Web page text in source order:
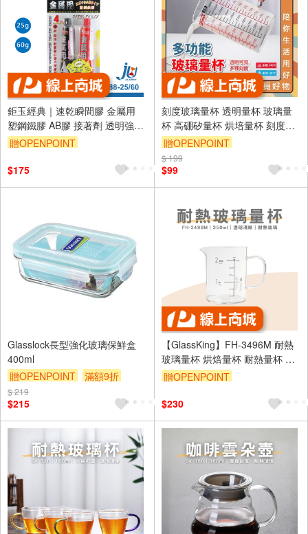
鉅玉經典｜速乾瞬間膠 金屬用
塑鋼鐵膠 AB膠 接著劑 透明強力
膠 快乾 黏著劑 瞬間膠 速乾 立可
贈OPENPOINT
$175
刻度玻璃量杯 透明量杯 玻璃量
杯 高硼矽量杯 烘培量杯 刻度杯
【Ho覓好物】量杯 YHX2774
YHX2775
贈OPENPOINT
$ 199
$99
Glasslock長型強化玻璃保鮮盒
400ml
贈OPENPOINT
滿額9折
贈$200
$ 219
$215
【GlassKing】FH-3496M 耐熱
玻璃量杯 烘焙量杯 耐熱量杯 麵
粉量杯 玻璃量杯 刻度量杯
贈OPENPOINT
$230